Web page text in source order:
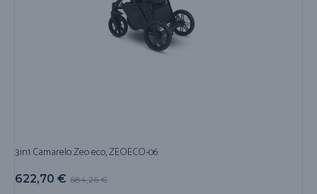
3in1 Camarelo Zeo eco, ZEOECO-06
684,26€
622,70 €